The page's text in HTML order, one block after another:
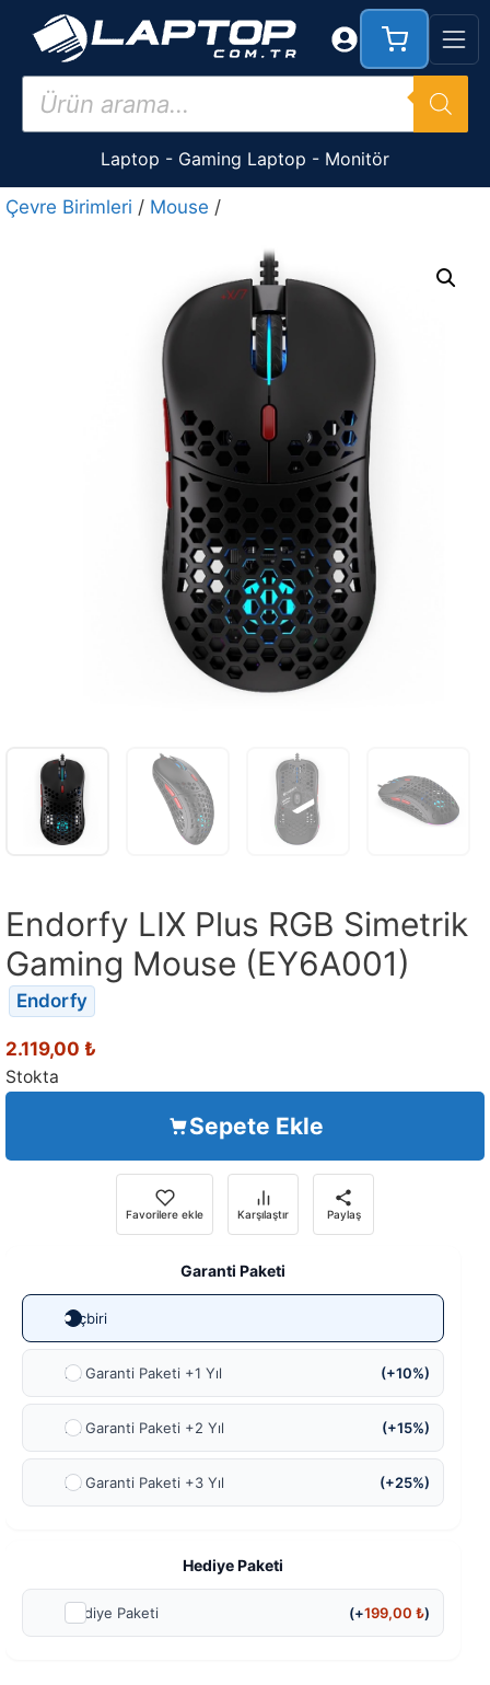
İçeriğe
Products
search
Laptop - Gaming Laptop - Monitör
Çevre Birimleri / Mouse /
Endorfy LIX Plus RGB Simetrik
Gaming Mouse (EY6A001)
Endorfy
2.119,00 ₺
Stokta
Sepete Ekle
Favorilere ekle Karşılaştır Paylaş
Garanti Paketi
Hiçbiri
Ek Garanti Paketi +1 Yıl (+10%)
Ek Garanti Paketi +2 Yıl (+15%)
Ek Garanti Paketi +3 Yıl (+25%)
Hediye Paketi
Hediye Paketi (+199,00₺)